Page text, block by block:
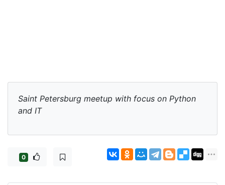
Saint Petersburg meetup with focus on Python
and IT
0